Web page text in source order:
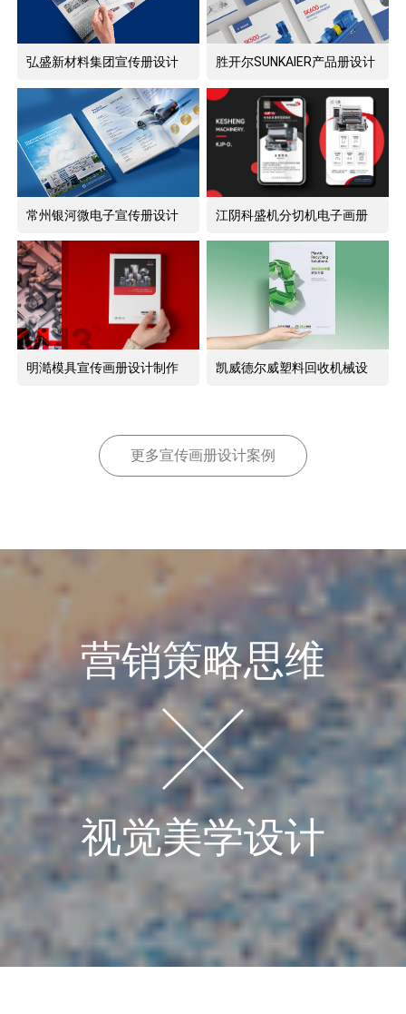
弘盛新材料集团宣传册设计
胜开尔SUNKAIER产品册设计
常州银河微电子宣传册设计
江阴科盛机分切机电子画册
明澔模具宣传画册设计制作
凯威德尔威塑料回收机械设
更多宣传画册设计案例
营销策略思维
视觉美学设计